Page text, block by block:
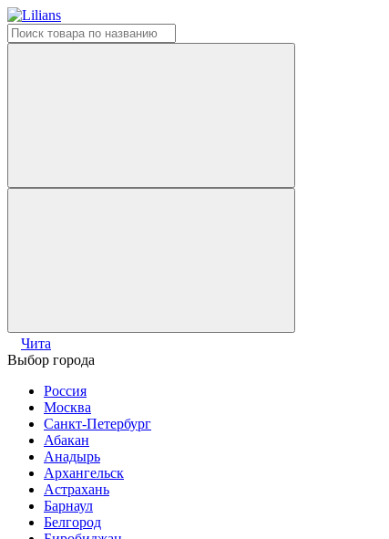
Чита
Выбор города
Россия
Москва
Санкт-Петербург
Абакан
Анадырь
Архангельск
Астрахань
Барнаул
Белгород